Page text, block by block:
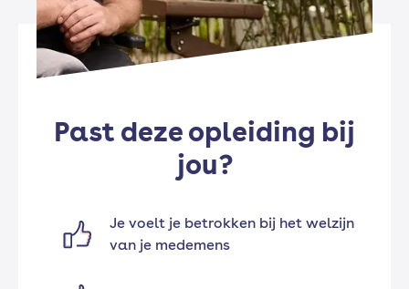
Past deze opleiding bij
jou?
Je voelt je betrokken bij het welzijn
van je medemens